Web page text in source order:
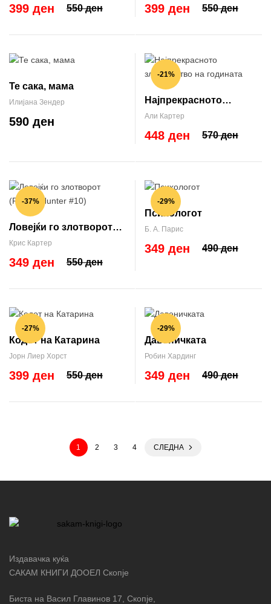
550 ден
399 ден 550 ден
399 ден
Те сака, мама
Илијана Зендер
590 ден
-21%
Најпрекрасното
злосторство на
годината
Али Картер
570 ден
448 ден
-37%
Ловејќи го злотворот
(Robert Hunter #10)
Крис Картер
550 ден
349 ден
-29%
Психологот
Б. А. Парис
490 ден
349 ден
-27%
Кодот на Катарина
Јорн Лиер Хорст
550 ден
399 ден
-29%
Давеничката
Робин Хардинг
490 ден
349 ден
1 2 3 4 СЛЕДНА
Издавачка куќа
САКАМ КНИГИ ДООЕЛ Скопје
Биста на Васил Главинов 17, Скопје,